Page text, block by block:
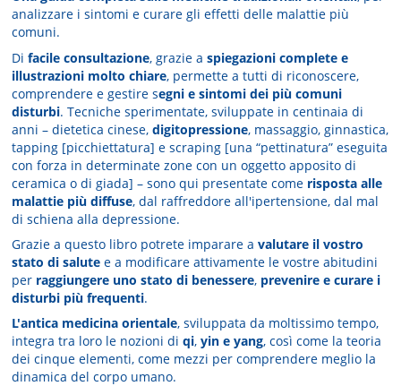
analizzare i sintomi e curare gli effetti delle malattie più
comuni.
Difacile consultazione, grazie aspiegazioni complete e
illustrazioni molto chiare, permette a tutti di riconoscere,
comprendere e gestire segni e sintomi dei più comuni
disturbi. Tecniche sperimentate, sviluppate in centinaia di
anni – dietetica cinese,digitopressione, massaggio, ginnastica,
tapping [picchiettatura] e scraping [una “pettinatura” eseguita
con forza in determinate zone con un oggetto apposito di
ceramica o di giada] – sono qui presentate come risposta alle
malattie più diffuse, dal raffreddore all'ipertensione, dal mal
di schiena alla depressione.
Grazie a questo libro potrete imparare avalutare il vostro
stato di salute e a modificare attivamente le vostre abitudini
per raggiungere uno stato di benessere, prevenire e curare i
disturbi più frequenti.
L'antica medicina orientale, sviluppata da moltissimo tempo,
integra tra loro le nozioni diqi,yin e yang, così come la teoria
dei cinque elementi, come mezzi per comprendere meglio la
dinamica del corpo umano.